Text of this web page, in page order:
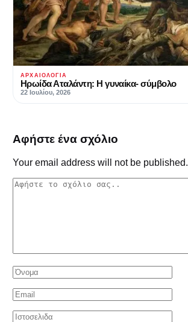
ΑΡΧΑΙΟΛΟΓΊΑ
Ηρωίδα Αταλάντη: Η γυναίκα- σύμβολο
22 Ιουλίου, 2026
Αφήστε ένα σχόλιο
Your email address will not be published.